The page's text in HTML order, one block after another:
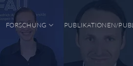
FORSCHUNG PUBLIKATIONEN/